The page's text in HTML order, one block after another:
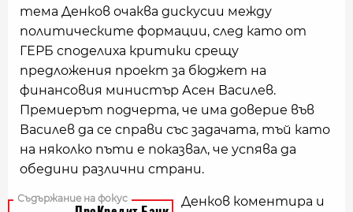
тема Денков очаква дискусии между
политическите формации, след като от
ГЕРБ споделиха критики срещу
предложения проект за бюджет на
финансовия министър Асен Василев.
Премиерът подчерта, че има доверие във
Василев да се справи със задачата, тъй като
на няколко пъти е показвал, че успява да
обедини различни страни.
Денков коментира и